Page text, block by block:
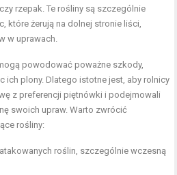
rzepak. Te rośliny są szczególnie
które żerują na dolnej stronie liści,
w uprawach.
powodować poważne szkody,
ich plony. Dlatego istotne jest, aby rolnicy
z preferencji piętnówki i podejmowali
swoich upraw. Warto zwrócić
rośliny:
roślin, szczególnie wczesną